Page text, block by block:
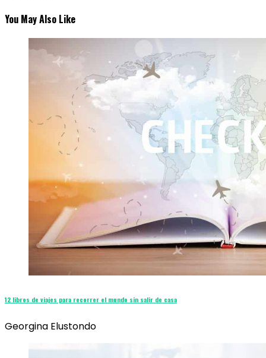
You May Also Like
12 libros de viajes para recorrer el mundo sin salir de casa
Georgina Elustondo